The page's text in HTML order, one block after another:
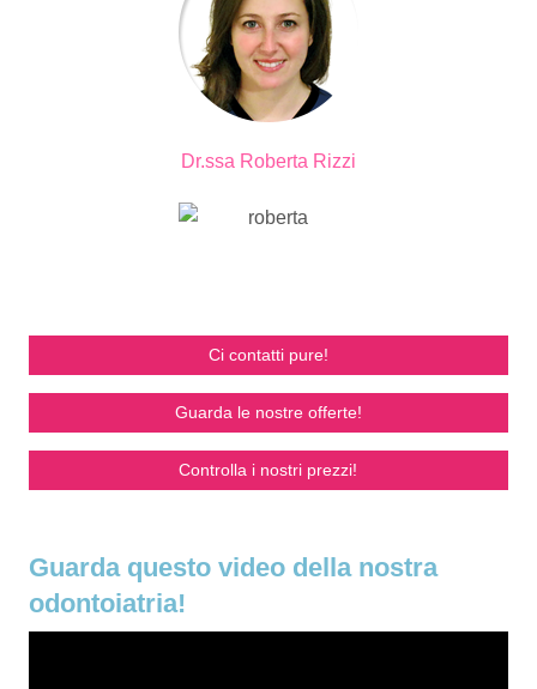
Dr.ssa Roberta Rizzi
Ci contatti pure!
Guarda le nostre offerte!
Controlla i nostri prezzi!
Guarda questo video della nostra
odontoiatria!